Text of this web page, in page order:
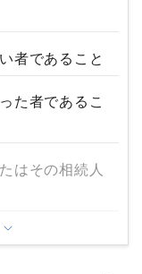
者であること
た者であるこ
はその相続人